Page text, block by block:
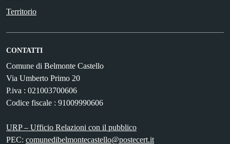
Territorio
CONTATTI
Comune di Belmonte Castello
Via Umberto Primo 20
P.iva : 021003700606
Codice fiscale : 91009990606
URP – Ufficio Relazioni con il pubblico
PEC: comunedibelmontecastello@postecert.it